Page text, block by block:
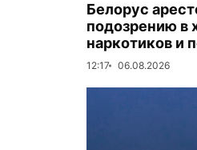
Белорус
подозрению в
наркотиков и
12:17 06.08.2026